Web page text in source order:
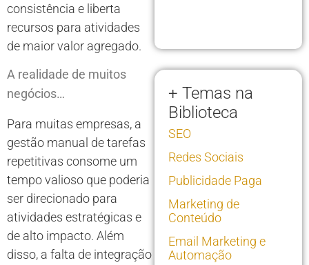
consistência e liberta
recursos para atividades
de maior valor agregado.
A realidade de muitos
negócios…
Para muitas empresas, a
gestão manual de tarefas
repetitivas consome um
tempo valioso que poderia
ser direcionado para
atividades estratégicas e
de alto impacto. Além
disso, a falta de integração
+ Temas na
Biblioteca
SEO
Redes Sociais
Publicidade Paga
Marketing de
Conteúdo
Email Marketing e
Automação